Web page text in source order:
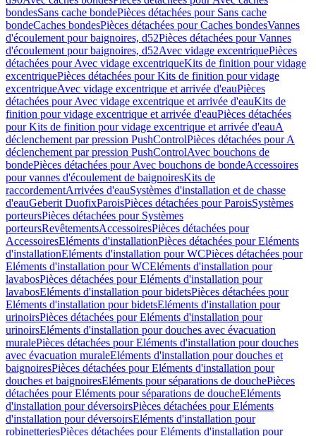
bondesSans cache bondePièces détachées pour Sans cache
bondeCaches bondesPièces détachées pour Caches bondesVannes
d'écoulement pour baignoires, d52Pièces détachées pour Vannes
d'écoulement pour baignoires, d52Avec vidage excentriquePièces
détachées pour Avec vidage excentriqueKits de finition pour vidage
excentriquePièces détachées pour Kits de finition pour vidage
excentriqueAvec vidage excentrique et arrivée d'eauPièces
détachées pour Avec vidage excentrique et arrivée d'eauKits de
finition pour vidage excentrique et arrivée d'eauPièces détachées
pour Kits de finition pour vidage excentrique et arrivée d'eauA
déclenchement par pression PushControlPièces détachées pour A
déclenchement par pression PushControlAvec bouchons de
bondePièces détachées pour Avec bouchons de bondeAccessoires
pour vannes d'écoulement de baignoiresKits de
raccordementArrivées d'eauSystèmes d'installation et de chasse
d'eauGeberit DuofixParoisPièces détachées pour ParoisSystèmes
porteursPièces détachées pour Systèmes
porteursRevêtementsAccessoiresPièces détachées pour
AccessoiresEléments d'installationPièces détachées pour Eléments
d'installationEléments d'installation pour WCPièces détachées pour
Eléments d'installation pour WCEléments d'installation pour
lavabosPièces détachées pour Eléments d'installation pour
lavabosEléments d'installation pour bidetsPièces détachées pour
Eléments d'installation pour bidetsEléments d'installation pour
urinoirsPièces détachées pour Eléments d'installation pour
urinoirsEléments d'installation pour douches avec évacuation
muralePièces détachées pour Eléments d'installation pour douches
avec évacuation muraleEléments d'installation pour douches et
baignoiresPièces détachées pour Eléments d'installation pour
douches et baignoiresEléments pour séparations de douchePièces
détachées pour Eléments pour séparations de doucheEléments
d'installation pour déversoirsPièces détachées pour Eléments
d'installation pour déversoirsEléments d'installation pour
robinetteriesPièces détachées pour Eléments d'installation pour